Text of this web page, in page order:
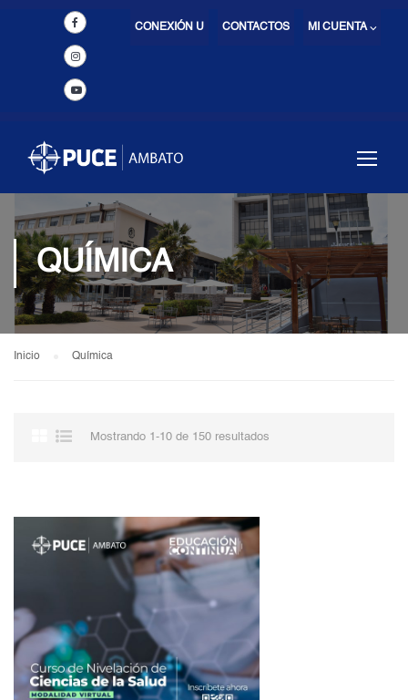
MI CUENTA ⌵
CONTACTOS
CONEXIÓN U
QUÍMICA
Inicio Química
Mostrando 1-10 de 150 resultados